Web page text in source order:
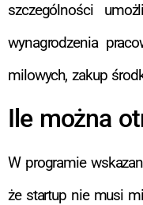
szczególności
wynagrodzenia
milowych, zakup
Ile można
W programie
że startup nie musi